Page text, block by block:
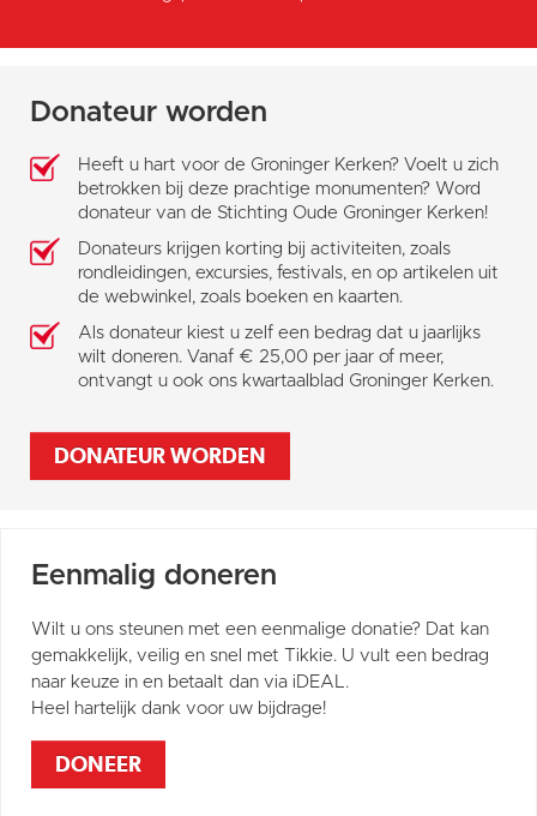
Donateur worden
Heeft u hart voor de Groninger Kerken? Voelt u zich
betrokken bij deze prachtige monumenten? Word
donateur van de Stichting Oude Groninger Kerken!
Donateurs krijgen korting bij activiteiten, zoals
rondleidingen, excursies, festivals, en op artikelen uit
de webwinkel, zoals boeken en kaarten.
Als donateur kiest u zelf een bedrag dat u jaarlijks
wilt doneren. Vanaf € 25,00 per jaar of meer,
ontvangt u ook ons kwartaalblad Groninger Kerken.
DONATEUR WORDEN
Eenmalig doneren
Wilt u ons steunen met een eenmalige donatie? Dat kan
gemakkelijk, veilig en snel met Tikkie. U vult een bedrag
naar keuze in en betaalt dan via iDEAL.
Heel hartelijk dank voor uw bijdrage!
DONEER